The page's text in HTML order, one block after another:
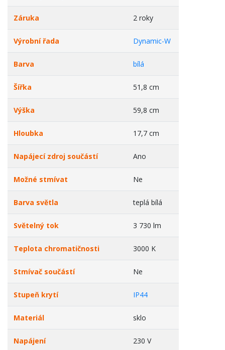
Záruka 2 roky
Výrobní řada Dynamic-W
Barva bílá
Šířka 51,8 cm
Výška 59,8 cm
Hloubka 17,7 cm
Napájecí zdroj součástí Ano
Možné stmívat Ne
Barva světla teplá bílá
Světelný tok 3 730 lm
Teplota chromatičnosti 3000 K
Stmívač součástí Ne
Stupeň krytí IP44
Materiál sklo
Napájení 230 V